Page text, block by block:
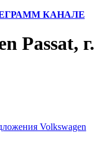
КАНАЛЕ
Passat, г.
Volkswagen